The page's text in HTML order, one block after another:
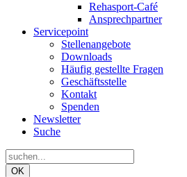
Rehasport-Café
Ansprechpartner
Servicepoint
Stellenangebote
Downloads
Häufig gestellte Fragen
Geschäftsstelle
Kontakt
Spenden
Newsletter
Suche
OK